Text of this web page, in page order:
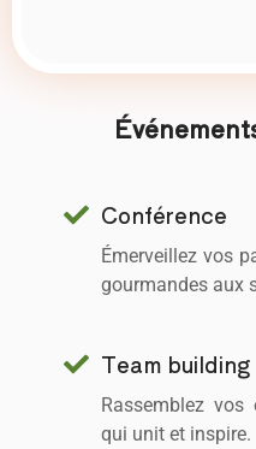
Conférence
Émerveillez vos
gourmandes aux
Team building
Rassemblez vos
qui unit et inspire.